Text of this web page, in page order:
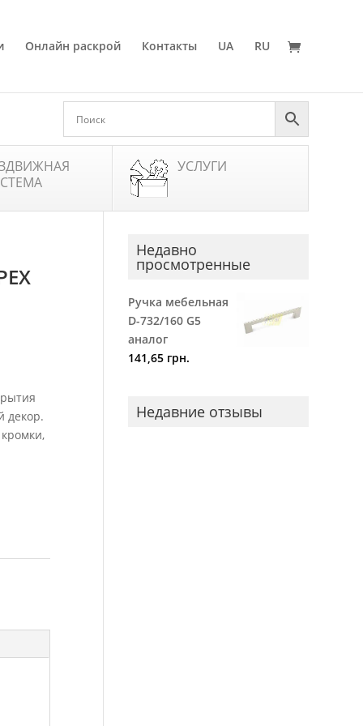
Онлайн раскрой Контакты UA RU
УСЛУГИ
декор.
Недавно
просмотренные
Ручка мебельная
D-732/160 G5
аналог
141,65 грн.
Недавние отзывы